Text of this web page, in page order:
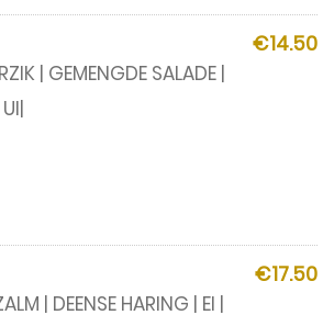
€14.50
| GEMENGDE SALADE |
€17.50
| DEENSE HARING | EI |